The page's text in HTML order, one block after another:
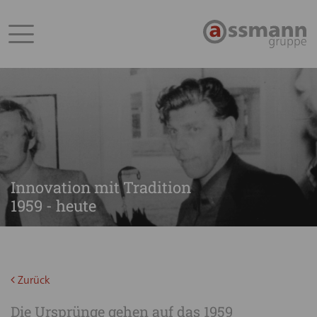
Innovation mit Tradition
1959 - heute
Zurück
Die Ursprünge gehen auf das 1959